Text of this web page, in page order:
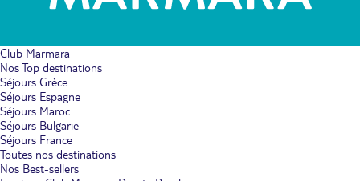
Club Marmara
Nos Top destinations
Séjours Grèce
Séjours Espagne
Séjours Maroc
Séjours Bulgarie
Séjours France
Toutes nos destinations
Nos Best-sellers